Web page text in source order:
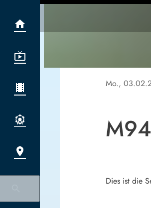
Mo.,
Dies ist die